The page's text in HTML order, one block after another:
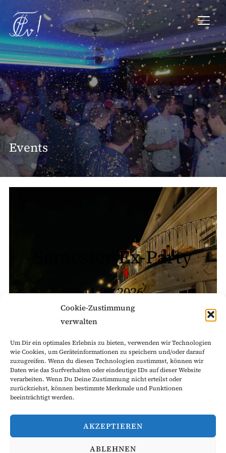
Cookie-Zustimmung
verwalten
Um Dir ein optimales Erlebnis zu bieten, verwenden wir Technologien
wie Cookies, um Geräteinformationen zu speichern und/oder darauf
zuzugreifen. Wenn du diesen Technologien zustimmst, können wir
Daten wie das Surfverhalten oder eindeutige IDs auf dieser Website
verarbeiten. Wenn Du Deine Zustimmung nicht erteilst oder
zurückziehst, können bestimmte Merkmale und Funktionen
beeinträchtigt werden.
AKZEPTIEREN
ABLEHNEN
Events
Semester-Ex-Party
11.09.2026
Erfahre mehr über uns!